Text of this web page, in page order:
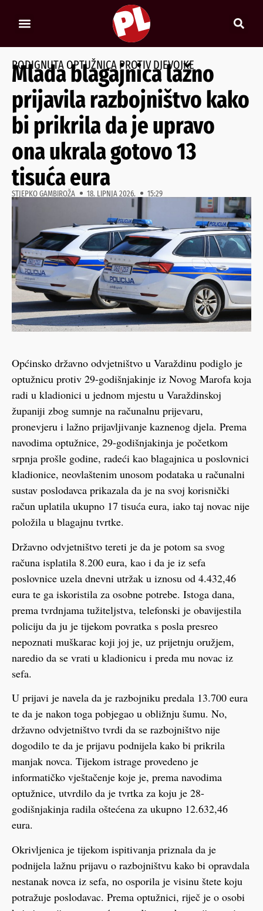
PODIGNUTA OPTUŽNICA PROTIV DJEVOJKE
Mlada blagajnica lažno
prijavila razbojništvo kako
bi prikrila da je upravo
ona ukrala gotovo 13
tisuća eura
STJEPKO GAMBIROŽA 18. LIPNJA 2026. 15:29
Općinsko državno odvjetništvo u Varaždinu podiglo je
optužnicu protiv 29-godišnjakinje iz Novog Marofa koja
radi u kladionici u jednom mjestu u Varaždinskoj
županiji zbog sumnje na računalnu prijevaru,
pronevjeru i lažno prijavljivanje kaznenog djela. Prema
navodima optužnice, 29-godišnjakinja je početkom
srpnja prošle godine, radeći kao blagajnica u poslovnici
kladionice, neovlaštenim unosom podataka u računalni
sustav poslodavca prikazala da je na svoj korisnički
račun uplatila ukupno 17 tisuća eura, iako taj novac nije
položila u blagajnu tvrtke.
Državno odvjetništvo tereti je da je potom sa svog
računa isplatila 8.200 eura, kao i da je iz sefa
poslovnice uzela dnevni utržak u iznosu od 4.432,46
eura te ga iskoristila za osobne potrebe. Istoga dana,
prema tvrdnjama tužiteljstva, telefonski je obavijestila
policiju da ju je tijekom povratka s posla presreo
nepoznati muškarac koji joj je, uz prijetnju oružjem,
naredio da se vrati u kladionicu i preda mu novac iz
sefa.
U prijavi je navela da je razbojniku predala 13.700 eura
te da je nakon toga pobjegao u obližnju šumu. No,
državno odvjetništvo tvrdi da se razbojništvo nije
dogodilo te da je prijavu podnijela kako bi prikrila
manjak novca. Tijekom istrage provedeno je
informatičko vještačenje koje je, prema navodima
optužnice, utvrdilo da je tvrtka za koju je 28-
godišnjakinja radila oštećena za ukupno 12.632,46
eura.
Okrivljenica je tijekom ispitivanja priznala da je
podnijela lažnu prijavu o razbojništvu kako bi opravdala
nestanak novca iz sefa, no osporila je visinu štete koju
potražuje poslodavac. Prema optužnici, riječ je o osobi